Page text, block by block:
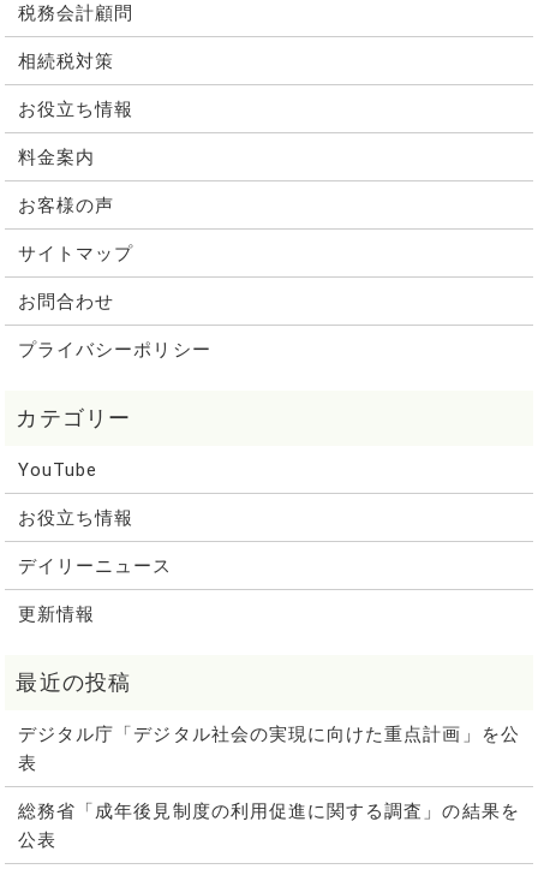
税務会計顧問
相続税対策
お役立ち情報
料金案内
お客様の声
サイトマップ
お問合わせ
プライバシーポリシー
YouTube
お役立ち情報
デイリーニュース
更新情報
デジタル庁「デジタル社会の実現に向けた重点計画」を公
表
総務省「成年後見制度の利用促進に関する調査」の結果を
公表